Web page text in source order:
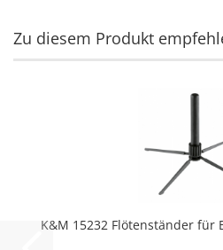
Zu diesem Produkt
K&M 15232 Flötenständer für